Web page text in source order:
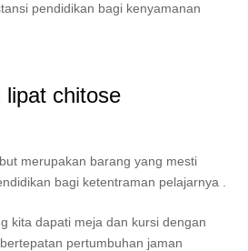
pendidikan bagi kenyamanan
lipat chitose
merupakan barang yang mesti
bagi ketentraman pelajarnya .
kita dapati meja dan kursi dengan
pertumbuhan jaman